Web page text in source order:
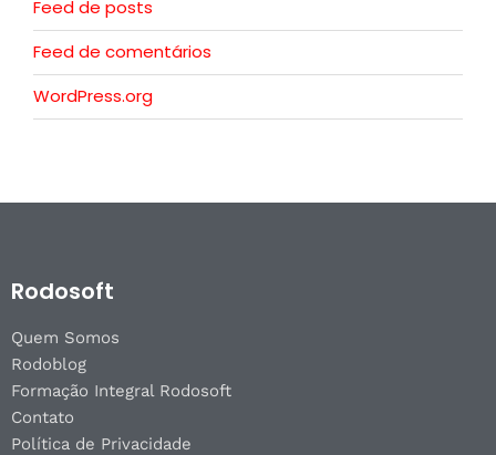
Feed de posts
Feed de comentários
WordPress.org
Rodosoft
Quem Somos
Rodoblog
Formação Integral Rodosoft
Contato
Política de Privacidade